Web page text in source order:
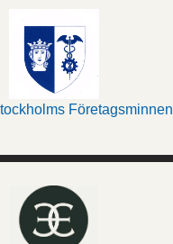
Företagsminnen